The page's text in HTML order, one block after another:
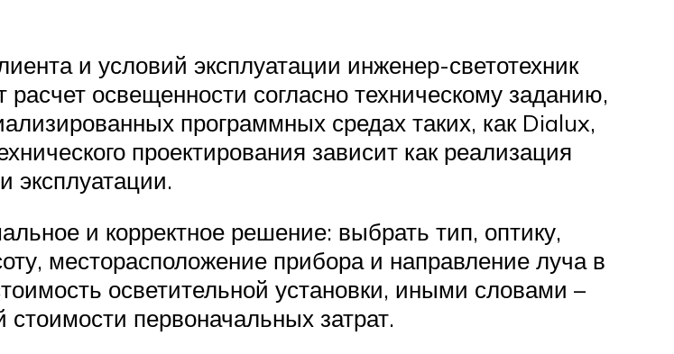
и условий эксплуатации инженер-светотехник
освещенности согласно техническому заданию,
программных средах таких, как Dialux,
проектирования зависит как реализация
эксплуатации.
и корректное решение: выбрать тип, оптику,
месторасположение прибора и направление луча в
осветительной установки, иными словами –
первоначальных затрат.